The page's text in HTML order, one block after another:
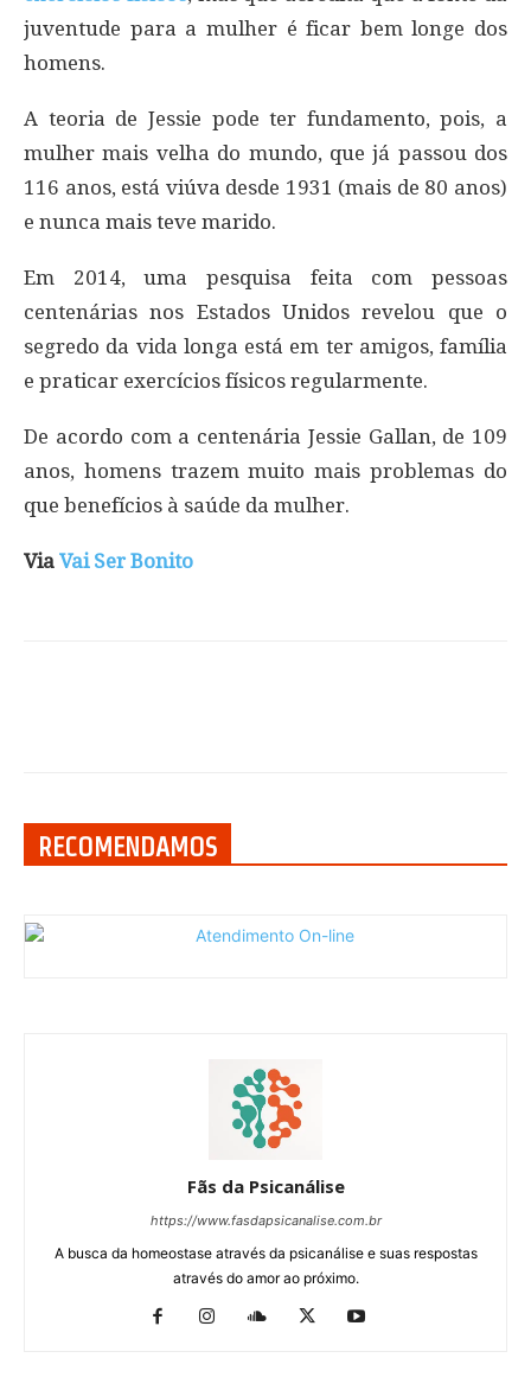
juventude para a mulher é ficar bem longe dos
homens.
A teoria de Jessie pode ter fundamento, pois, a
mulher mais velha do mundo, que já passou dos
116 anos, está viúva desde 1931 (mais de 80 anos)
e nunca mais teve marido.
Em 2014, uma pesquisa feita com pessoas
centenárias nos Estados Unidos revelou que o
segredo da vida longa está em ter amigos, família
e praticar exercícios físicos regularmente.
De acordo com a centenária Jessie Gallan, de 109
anos, homens trazem muito mais problemas do
que benefícios à saúde da mulher.
Via Vai Ser Bonito
RECOMENDAMOS
Fãs da Psicanálise
https://www.fasdapsicanalise.com.br
A busca da homeostase através da psicanálise e suas respostas
através do amor ao próximo.